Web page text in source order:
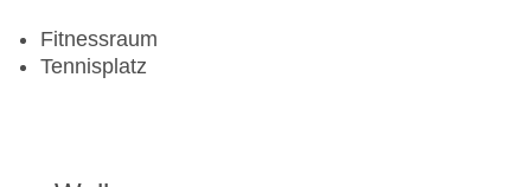
Fitnessraum
Tennisplatz